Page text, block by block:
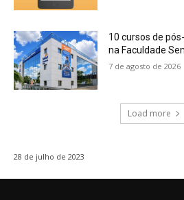
10 cursos de
na Faculdade
7 de agosto de 2026
Load more
28 de julho de 2023